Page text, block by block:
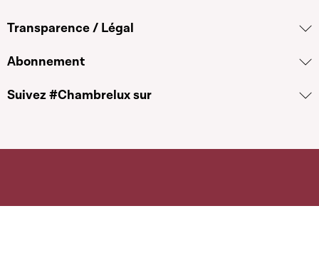
Transparence / Légal
Abonnement
Suivez #Chambrelux sur